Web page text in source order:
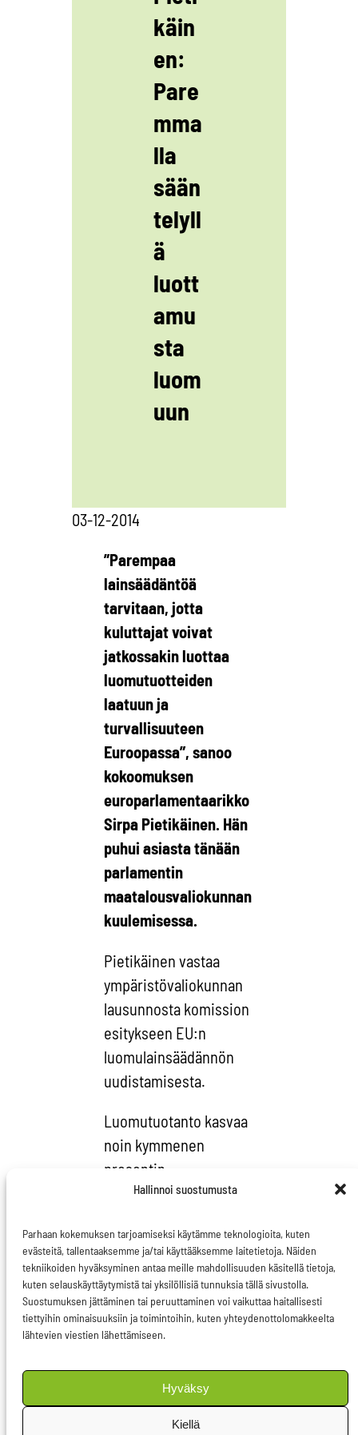
Hallinnoi suostumusta
Parhaan kokemuksen tarjoamiseksi käytämme teknologioita, kuten
evästeitä, tallentaaksemme ja/tai käyttääksemme laitetietoja. Näiden
tekniikoiden hyväksyminen antaa meille mahdollisuuden käsitellä tietoja,
kuten selauskäyttäytymistä tai yksilöllisiä tunnuksia tällä sivustolla.
Suostumuksen jättäminen tai peruuttaminen voi vaikuttaa haitallisesti
tiettyihin ominaisuuksiin ja toimintoihin, kuten yhteydenottolomakkeelta
lähtevien viestien lähettämiseen.
Hyväksy
Kiellä
käin
en:
Pare
mma
lla
sään
telyll
ä
luott
amu
sta
luom
uun
03-12-2014
”Parempaa
lainsäädäntöä
tarvitaan, jotta
kuluttajat voivat
jatkossakin luottaa
luomutuotteiden
laatuun ja
turvallisuuteen
Euroopassa”, sanoo
kokoomuksen
europarlamentaarikko
Sirpa Pietikäinen. Hän
puhui asiasta tänään
parlamentin
maatalousvaliokunnan
kuulemisessa.
Pietikäinen vastaa
ympäristövaliokunnan
lausunnosta komission
esitykseen EU:n
luomulainsäädännön
uudistamisesta.
Luomutuotanto kasvaa
noin kymmenen
prosentin
vuosivauhdilla.
vuonna 2011
luomutuotannossa oli
5,4 prosenttia EU-
maiden peltopinta-
alasta eli 9,6 miljoonaa
määrä ylittää jo reilusti
kymmenen miljoonan